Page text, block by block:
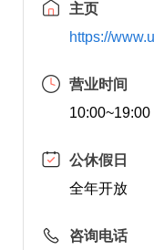
主页
https://
营业时间
10:00~19:00
公休假日
全年开放
咨询电话